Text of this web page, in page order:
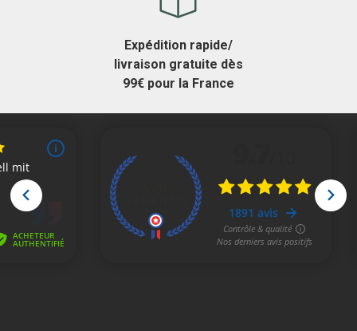
Expédition rapide/
livraison gratuite dès
99€ pour la France